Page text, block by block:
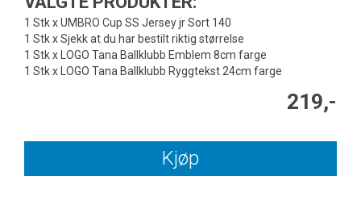
1 Stk x UMBRO Cup SS Jersey jr Sort 140
1 Stk x Sjekk at du har bestilt riktig størrelse
1 Stk x LOGO Tana Ballklubb Emblem 8cm farge
1 Stk x LOGO Tana Ballklubb Ryggtekst 24cm farge
219,-
Kjøp